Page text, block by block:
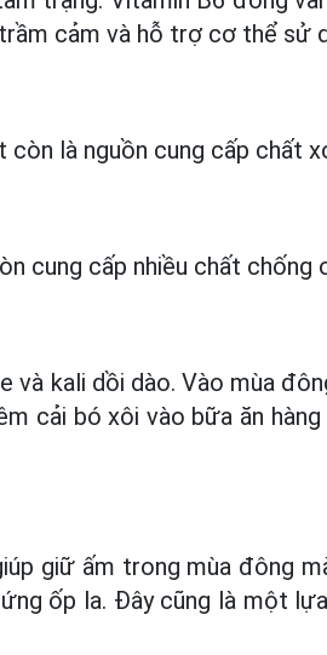
cảm và hỗ trợ cơ thể sử
còn là nguồn cung cấp chất
cung cấp nhiều chất chống
và kali dồi dào. Vào mùa
cải bó xôi vào bữa ăn
giữ ấm trong mùa đông
ốp la. Đây cũng là một